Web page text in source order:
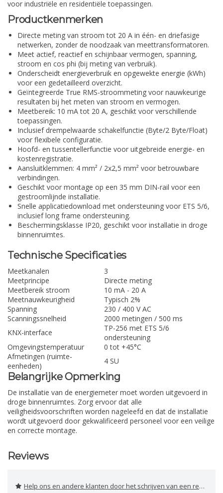
voor industriële en residentiële toepassingen.
Productkenmerken
Directe meting van stroom tot 20 A in één- en driefasige
netwerken, zonder de noodzaak van meettransformatoren.
Meet actief, reactief en schijnbaar vermogen, spanning,
stroom en cos phi (bij meting van verbruik).
Onderscheidt energieverbruik en opgewekte energie (kWh)
voor een gedetailleerd overzicht.
Geïntegreerde True RMS-stroommeting voor nauwkeurige
resultaten bij het meten van stroom en vermogen.
Meetbereik: 10 mA tot 20 A, geschikt voor verschillende
toepassingen.
Inclusief drempelwaarde schakelfunctie (Byte/2 Byte/Float)
voor flexibele configuratie.
Hoofd- en tussentellerfunctie voor uitgebreide energie- en
kostenregistratie.
Aansluitklemmen: 4 mm² / 2x2,5 mm² voor betrouwbare
verbindingen.
Geschikt voor montage op een 35 mm DIN-rail voor een
gestroomlijnde installatie.
Snelle applicatiedownload met ondersteuning voor ETS 5/6,
inclusief long frame ondersteuning.
Beschermingsklasse IP20, geschikt voor installatie in droge
binnenruimtes.
Technische Specificaties
Meetkanalen
3
Meetprincipe
Directe meting
Meetbereik stroom
10 mA - 20 A
Meetnauwkeurigheid
Typisch 2%
Spanning
230 / 400 V AC
Scanningssnelheid
2000 metingen / 500 ms
KNX-interface
TP-256 met ETS 5/6
ondersteuning
Omgevingstemperatuur
0 tot +45°C
Afmetingen (ruimte-
eenheden)
4 SU
Belangrijke Opmerking
De installatie van de energiemeter moet worden uitgevoerd in
droge binnenruimtes. Zorg ervoor dat alle
veiligheidsvoorschriften worden nageleefd en dat de installatie
wordt uitgevoerd door gekwalificeerd personeel voor een veilige
en correcte montage.
Reviews
Help ons en andere klanten door het schrijven van een review